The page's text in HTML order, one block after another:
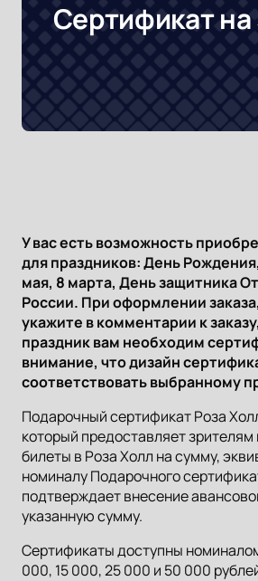
Сертификат
У вас есть возможность
для праздников: День
мая, 8 марта, День защитника
России. При оформлении
укажите в комментарии к
праздник вам необходим
внимание, что дизайн
соответствовать выбранному
Подарочный сертификат Роза
который предоставляет
билеты в Роза Холл на сумму,
номиналу Подарочного
подтверждает внесение
указанную сумму.
Сертификаты доступны
000, 15 000, 25 000 и 50 000